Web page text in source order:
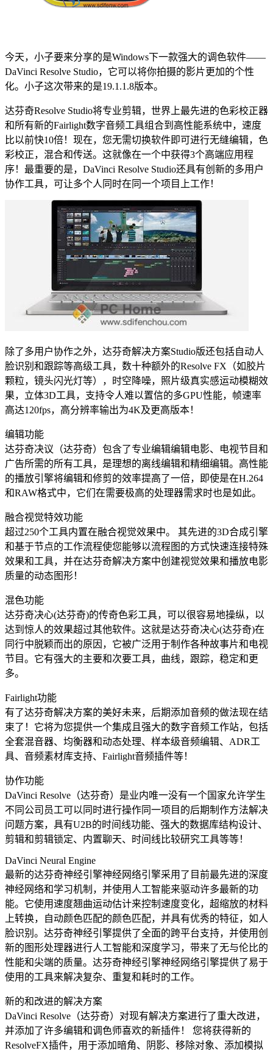
今天，小子要来分享的是Windows下一款强大的调色软件——
DaVinci Resolve Studio，它可以将你拍摄的影片更加的个性
化。小子这次带来的是19.1.1.8版本。
达芬奇Resolve Studio将专业剪辑，世界上最先进的色彩校正器
和所有新的Fairlight数字音频工具组合到高性能系统中，速度
比以前快10倍！现在，您无需切换软件即可进行无缝编辑，色
彩校正，混合和传送。这就像在一个中获得3个高端应用程
序！最重要的是，DaVinci Resolve Studio还具有创新的多用户
协作工具，可让多个人同时在同一个项目上工作！
除了多用户协作之外，达芬奇解决方案Studio版还包括自动人
脸识别和跟踪等高级工具，数十种额外的Resolve FX（如胶片
颗粒，镜头闪光灯等），时空降噪，照片级真实感运动模糊效
果，立体3D工具，支持令人难以置信的多GPU性能，帧速率
高达120fps，高分辨率输出为4K及更高版本！
编辑功能
达芬奇决议（达芬奇）包含了专业编辑编辑电影、电视节目和
广告所需的所有工具，是理想的离线编辑和精细编辑。高性能
的播放引擎将编辑和修剪的效率提高了一倍，即使是在H.264
和RAW格式中，它们在需要极高的处理器需求时也是如此。
融合视觉特效功能
超过250个工具内置在融合视觉效果中。 其先进的3D合成引擎
和基于节点的工作流程使您能够以流程图的方式快速连接特殊
效果和工具，并在达芬奇解决方案中创建视觉效果和播放电影
质量的动态图形！
混色功能
达芬奇决心(达芬奇)的传奇色彩工具，可以很容易地操纵，以
达到惊人的效果超过其他软件。这就是达芬奇决心(达芬奇)在
同行中脱颖而出的原因，它被广泛用于制作各种故事片和电视
节目。它有强大的主要和次要工具，曲线，跟踪，稳定和更
多。
Fairlight功能
有了达芬奇解决方案的美好未来，后期添加音频的做法现在结
束了！它将为您提供一个集成且强大的数字音频工作站，包括
全套混音器、均衡器和动态处理、样本级音频编辑、ADR工
具、音频素材库支持、Fairlight音频插件等！
协作功能
DaVinci Resolve（达芬奇）是业内唯一没有一个国家允许学生
不同公司员工可以同时进行操作同一项目的后期制作方法解决
问题方案，具有U2B的时间线功能、强大的数据库结构设计、
剪辑和剪辑锁定、内置聊天、时间线比较研究工具等等！
DaVinci Neural Engine
最新的达芬奇神经引擎神经网络引擎采用了目前最先进的深度
神经网络和学习机制，并使用人工智能来驱动许多最新的功
能。它使用速度翘曲运动估计来控制速度变化，超缩放的材料
上转换，自动颜色匹配的颜色匹配，并具有优秀的特征，如人
脸识别。达芬奇神经引擎提供了全面的跨平台支持，并使用创
新的图形处理器进行人工智能和深度学习，带来了无与伦比的
性能和尖端的质量。达芬奇神经引擎神经网络引擎提供了易于
使用的工具来解决复杂、重复和耗时的工作。
新的和改进的解决方案
DaVinci Resolve（达芬奇）对现有解决方案进行了重大改进，
并添加了许多编辑和调色师喜欢的新插件！ 您将获得新的
ResolveFX插件，用于添加暗角、阴影、移除对象、添加模拟